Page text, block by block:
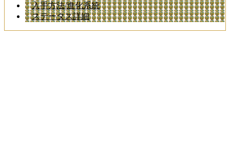
入手方法/進化系統
ステータス詳細